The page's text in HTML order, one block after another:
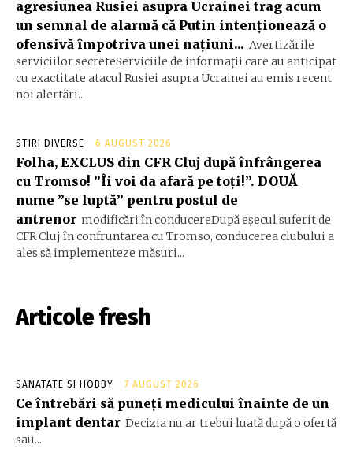
agresiunea Rusiei asupra Ucrainei trag acum
un semnal de alarmă că Putin intenționează o
ofensivă împotriva unei națiuni... Avertizările
serviciilor secreteServiciile de informații care au anticipat
cu exactitate atacul Rusiei asupra Ucrainei au emis recent
noi alertări...
STIRI DIVERSE 6 AUGUST 2026
Folha, EXCLUS din CFR Cluj după înfrângerea
cu Tromso! ”Îi voi da afară pe toți!”. DOUĂ
nume ”se luptă” pentru postul de
antrenor modificări în conducereDupă eșecul suferit de
CFR Cluj în confruntarea cu Tromso, conducerea clubului a
ales să implementeze măsuri...
Articole fresh
SANATATE SI HOBBY 7 AUGUST 2026
Ce întrebări să puneți medicului înainte de un
implant dentar Decizia nu ar trebui luată după o ofertă
sau...